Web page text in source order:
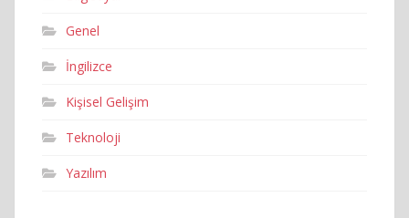
Genel
İngilizce
Kişisel Gelişim
Teknoloji
Yazılım